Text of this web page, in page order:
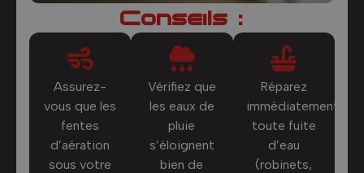
Conseils :
Assurez-
vous que les
fentes
d’aération
sous votre
Vérifiez que
les eaux de
pluie
s’éloignent
bien de
Réparez
immédiatement
toute fuite
d’eau
(robinets,